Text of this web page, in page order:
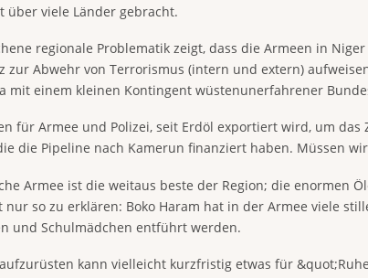
über viele Länder gebracht.
regionale Problematik zeigt, dass die Armeen in
zur Abwehr von Terrorismus (intern und extern)
mit einem kleinen Kontingent wüstenunerfahrener
für Armee und Polizei, seit Erdöl exportiert wird, um
die Pipeline nach Kamerun finanziert haben. Müssen
Armee ist die weitaus beste der Region; die enormen
so zu erklären: Boko Haram hat in der Armee viele
und Schulmädchen entführt werden.
kann vielleicht kurzfristig etwas für